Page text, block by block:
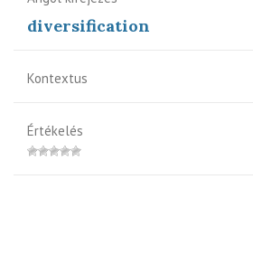
diversification
Kontextus
Értékelés